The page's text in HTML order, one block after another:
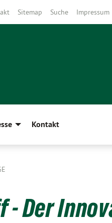
Sitemap Suche Impressum
Kontakt
- Der